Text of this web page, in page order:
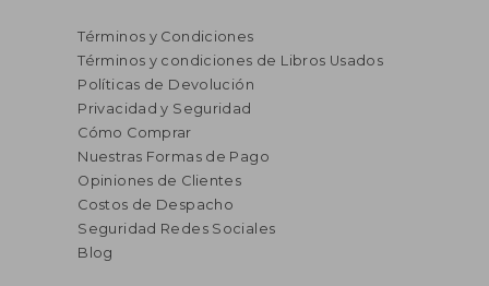
Términos y Condiciones
Términos y condiciones de Libros Usados
Políticas de Devolución
Privacidad y Seguridad
Cómo Comprar
Nuestras Formas de Pago
Opiniones de Clientes
Costos de Despacho
Seguridad Redes Sociales
Blog